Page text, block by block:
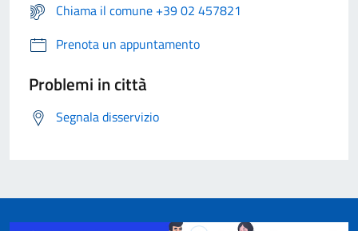
Chiama il comune +39 02 457821
Prenota un appuntamento
Problemi in città
Segnala disservizio